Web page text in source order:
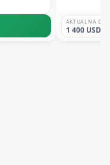
AKTUALNA
1 400 USD